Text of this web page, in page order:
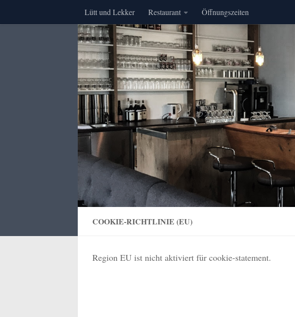
Lütt und Lekker Restaurant Öffnungszeiten
COOKIE-RICHTLINIE (EU)
Region EU ist nicht aktiviert für cookie-statement.